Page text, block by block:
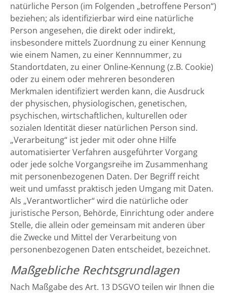
natürliche Person (im Folgenden „betroffene Person“)
beziehen; als identifizierbar wird eine natürliche
Person angesehen, die direkt oder indirekt,
insbesondere mittels Zuordnung zu einer Kennung
wie einem Namen, zu einer Kennnummer, zu
Standortdaten, zu einer Online-Kennung (z.B. Cookie)
oder zu einem oder mehreren besonderen
Merkmalen identifiziert werden kann, die Ausdruck
der physischen, physiologischen, genetischen,
psychischen, wirtschaftlichen, kulturellen oder
sozialen Identität dieser natürlichen Person sind.
„Verarbeitung“ ist jeder mit oder ohne Hilfe
automatisierter Verfahren ausgeführter Vorgang
oder jede solche Vorgangsreihe im Zusammenhang
mit personenbezogenen Daten. Der Begriff reicht
weit und umfasst praktisch jeden Umgang mit Daten.
Als „Verantwortlicher“ wird die natürliche oder
juristische Person, Behörde, Einrichtung oder andere
Stelle, die allein oder gemeinsam mit anderen über
die Zwecke und Mittel der Verarbeitung von
personenbezogenen Daten entscheidet, bezeichnet.
Maßgebliche Rechtsgrundlagen
Nach Maßgabe des Art. 13 DSGVO teilen wir Ihnen die